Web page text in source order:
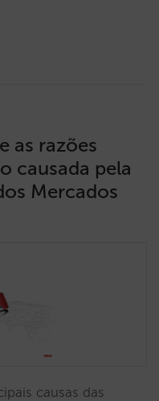
as razões
causada pela
Mercados
causas das